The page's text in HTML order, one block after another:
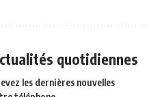
quotidiennes
les dernières nouvelles